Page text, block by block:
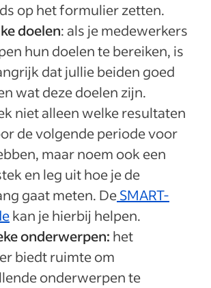
op het formulier zetten.
doelen: als je medewerkers
hun doelen te bereiken, is
dat jullie beiden goed
wat deze doelen zijn.
niet alleen welke resultaten
de volgende periode voor
maar noem ook een
en leg uit hoe je de
gaat meten. DeSMART-
kan je hierbij helpen.
onderwerpen: het
biedt ruimte om
onderwerpen te